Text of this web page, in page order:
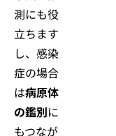
測にも役
立ちます
し、感染
症の場合
は病原体
の鑑別に
もつなが